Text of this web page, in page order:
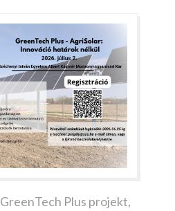
GreenTech Plus projekt,